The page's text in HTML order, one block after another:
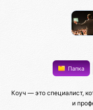
Папка
Коуч — это специалист,
и